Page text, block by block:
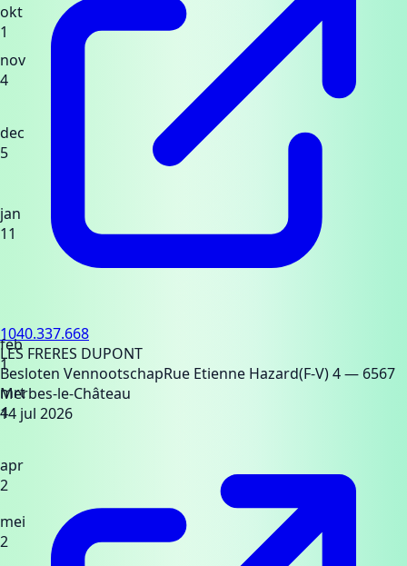
okt
1
nov
4
dec
5
jan
11
feb
1
mrt
4
apr
2
mei
2
1040.337.668
LES FRERES DUPONT
Besloten VennootschapRue Etienne Hazard(F-V) 4— 6567
Merbes-le-Château
14 jul 2026